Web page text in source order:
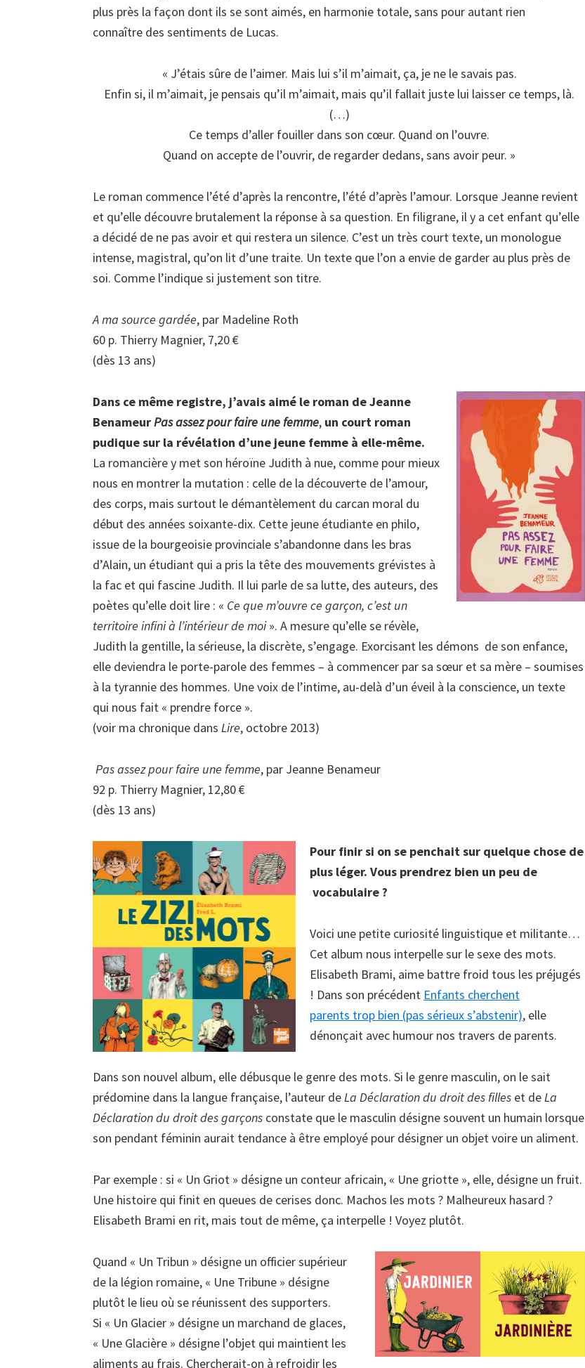
plus près la façon dont ils se sont aimés, en harmonie totale, sans pour autant rien
connaître des sentiments de Lucas.
« J’étais sûre de l’aimer. Mais lui s’il m’aimait, ça, je ne le savais pas.
Enfin si, il m’aimait, je pensais qu’il m’aimait, mais qu’il fallait juste lui laisser ce temps, là.
(…)
Ce temps d’aller fouiller dans son cœur. Quand on l’ouvre.
Quand on accepte de l’ouvrir, de regarder dedans, sans avoir peur. »
Le roman commence l’été d’après la rencontre, l’été d’après l’amour. Lorsque Jeanne revient
et qu’elle découvre brutalement la réponse à sa question. En filigrane, il y a cet enfant qu’elle
a décidé de ne pas avoir et qui restera un silence. C’est un très court texte, un monologue
intense, magistral, qu’on lit d’une traite. Un texte que l’on a envie de garder au plus près de
soi. Comme l’indique si justement son titre.
A ma source gardée, par Madeline Roth
60 p. Thierry Magnier, 7,20 €
(dès 13 ans)
Dans ce même registre, j’avais aimé le roman de Jeanne
BenameurPas assez pour faire une femme, un court roman
pudique sur la révélation d’une jeune femme à elle-même.
La romancière y met son héroïne Judith à nue, comme pour mieux
nous en montrer la mutation : celle de la découverte de l’amour,
des corps, mais surtout le démantèlement du carcan moral du
début des années soixante-dix. Cette jeune étudiante en philo,
issue de la bourgeoisie provinciale s’abandonne dans les bras
d’Alain, un étudiant qui a pris la tête des mouvements grévistes à
la fac et qui fascine Judith. Il lui parle de sa lutte, des auteurs, des
poètes qu’elle doit lire : « Ce que m’ouvre ce garçon, c’est un
territoire infini à l’intérieur de moi». A mesure qu’elle se révèle,
Judith la gentille, la sérieuse, la discrète, s’engage. Exorcisant les démons de son enfance,
elle deviendra le porte-parole des femmes – à commencer par sa sœur et sa mère – soumises
à la tyrannie des hommes. Une voix de l’intime, au-delà d’un éveil à la conscience, un texte
qui nous fait « prendre force ».
(voir ma chronique dans Lire, octobre 2013)
Pas assez pour faire une femme, par Jeanne Benameur
92 p. Thierry Magnier, 12,80 €
(dès 13 ans)
Pour finir si on se penchait sur quelque chose de
plus léger. Vous prendrez bien un peu de
vocabulaire ?
Voici une petite curiosité linguistique et militante…
Cet album nous interpelle sur le sexe des mots.
Elisabeth Brami, aime battre froid tous les préjugés
! Dans son précédent Enfants cherchent
parents trop bien (pas sérieux s’abstenir), elle
dénonçait avec humour nos travers de parents.
Dans son nouvel album, elle débusque le genre des mots. Si le genre masculin, on le sait
prédomine dans la langue française, l’auteur deLa Déclaration du droit des filles et deLa
Déclaration du droit des garçons constate que le masculin désigne souvent un humain lorsque
son pendant féminin aurait tendance à être employé pour désigner un objet voire un aliment.
Par exemple : si « Un Griot » désigne un conteur africain, « Une griotte », elle, désigne un fruit.
Une histoire qui finit en queues de cerises donc. Machos les mots ? Malheureux hasard ?
Elisabeth Brami en rit, mais tout de même, ça interpelle ! Voyez plutôt.
Quand « Un Tribun » désigne un officier supérieur
de la légion romaine, « Une Tribune » désigne
plutôt le lieu où se réunissent des supporters.
Si « Un Glacier » désigne un marchand de glaces,
« Une Glacière » désigne l’objet qui maintient les
aliments au frais. Chercherait-on à refroidir les